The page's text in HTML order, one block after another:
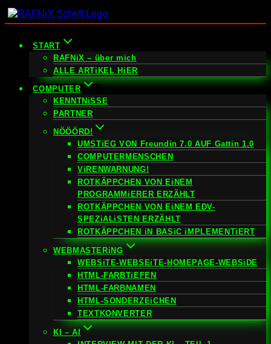
Zum
Inhalt
START
RAFNiX – über mich
ALLE ARTiKEL HiER
COMPUTER
KENNTNiSSE
PARTNER
NÖÖÖRD!
UMSTiEG VON Freundin 7.0 AUF Gattin 1.0
COMPUTERMENSCHEN
ViRENWARNUNG!
ROTKÄPPCHEN VON EiNEM
PROGRAMMiERER ERZÄHLT
ROTKÄPPCHEN VON EiNEM EDV-
SPEZiALiSTEN ERZÄHLT
ROTKÄPPCHEN iN BASiC iMPLEMENTiERT
WEBMASTERiNG
WEBSiTE-WEBSEiTE-HOMEPAGE-WEBSiDE
HTML-FARBTiEFEN
HTML-FARBNAMEN
HTML-SONDERZEiCHEN
TEXTKONVERTER
KI – AI